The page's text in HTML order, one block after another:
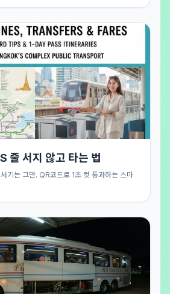
줄 서지 않고 타는 법
기는 그만. QR코드로 1초 컷 통과하는 스마